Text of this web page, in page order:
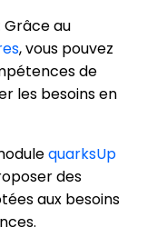
Grâce au
, vous pouvez
de
les besoins en
quarksUp
des
aux besoins